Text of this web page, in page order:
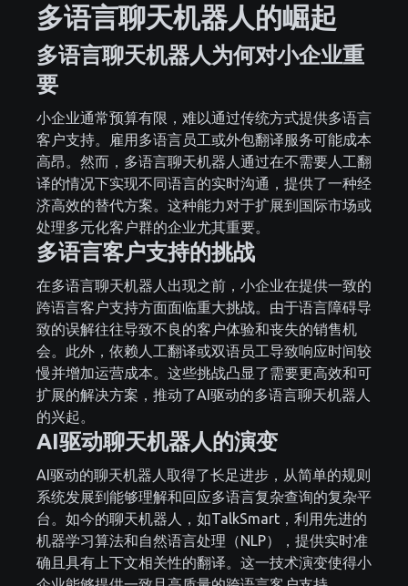
多语言聊天机器人的崛起
多语言聊天机器人为何对小企业重
要
小企业通常预算有限，难以通过传统方式提供多语言
客户支持。雇用多语言员工或外包翻译服务可能成本
高昂。然而，多语言聊天机器人通过在不需要人工翻
译的情况下实现不同语言的实时沟通，提供了一种经
济高效的替代方案。这种能力对于扩展到国际市场或
处理多元化客户群的企业尤其重要。
多语言客户支持的挑战
在多语言聊天机器人出现之前，小企业在提供一致的
跨语言客户支持方面面临重大挑战。由于语言障碍导
致的误解往往导致不良的客户体验和丧失的销售机
会。此外，依赖人工翻译或双语员工导致响应时间较
慢并增加运营成本。这些挑战凸显了需要更高效和可
扩展的解决方案，推动了AI驱动的多语言聊天机器人
的兴起。
AI驱动聊天机器人的演变
AI驱动的聊天机器人取得了长足进步，从简单的规则
系统发展到能够理解和回应多语言复杂查询的复杂平
台。如今的聊天机器人，如TalkSmart，利用先进的
机器学习算法和自然语言处理（NLP），提供实时准
确且具有上下文相关性的翻译。这一技术演变使得小